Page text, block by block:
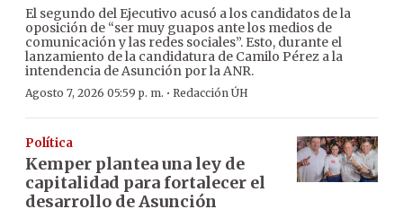
El segundo del Ejecutivo acusó a los candidatos de la
oposición de “ser muy guapos ante los medios de
comunicación y las redes sociales”. Esto, durante el
lanzamiento de la candidatura de Camilo Pérez a la
intendencia de Asunción por la ANR.
Agosto 7, 2026 05:59 p. m. · Redacción ÚH
Política
Kemper plantea una ley de
capitalidad para fortalecer el
desarrollo de Asunción